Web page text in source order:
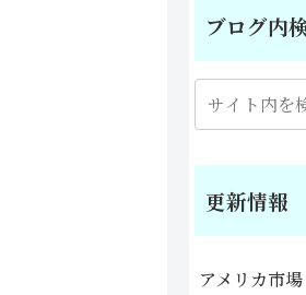
ブログ内
更新情報
アメリカ市